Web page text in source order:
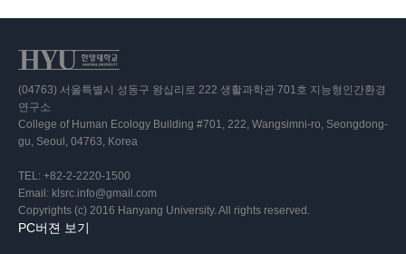
(04763) 서울특별시 성동구 왕십리로 222 생활과학관 701호 지능형인간환경
연구소
College of Human Ecology Building #701, 222, Wangsimni-ro, Seongdong-
gu, Seoul, 04763, Korea
TEL: +82-2-2220-1500
Email: klsrc.info@gmail.com
Copyrights (c) 2016 Hanyang University. All rights reserved.
PC버젼 보기